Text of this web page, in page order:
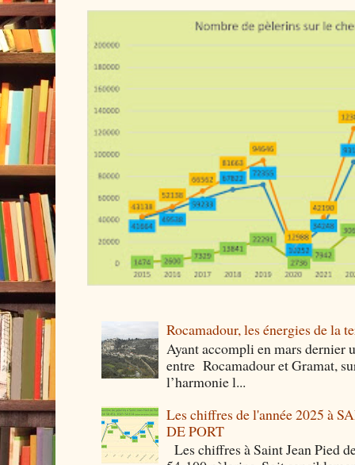
Rocamadour, les énergies de la
Ayant accompli en mars dernier
entre Rocamadour et Gramat,
l’harmonie l...
Les chiffres de l'année 2025 à
DE PORT
Les chiffres à Saint Jean Pied